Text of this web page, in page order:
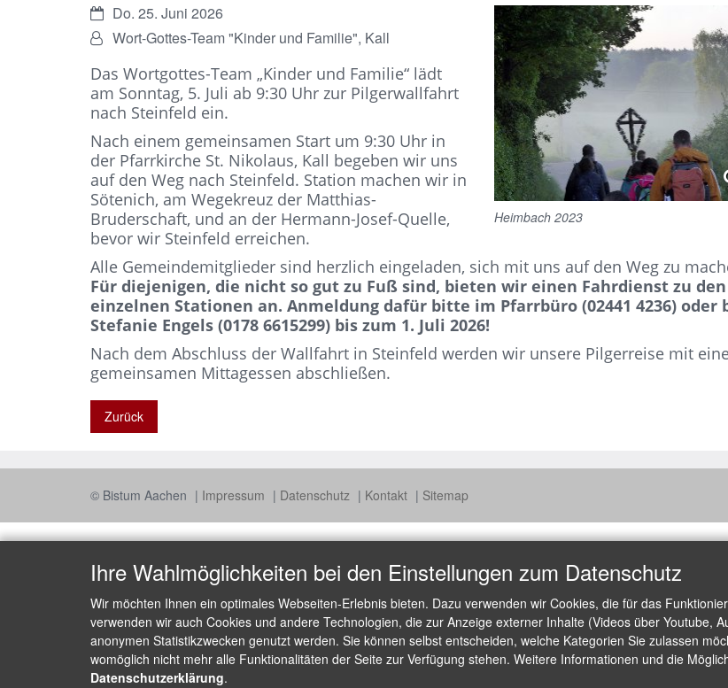
Heimbach 2023
Datum:Do. 25. Juni 2026
Von:Wort-Gottes-Team "Kinder und Familie", Kall
Das Wortgottes-Team „Kinder und Familie“ lädt
am Sonntag, 5. Juli ab 9:30 Uhr zur Pilgerwallfahrt
nach Steinfeld ein.
Nach einem gemeinsamen Start um 9:30 Uhr in
der Pfarrkirche St. Nikolaus, Kall begeben wir uns
auf den Weg nach Steinfeld. Station machen wir in
Sötenich, am Wegekreuz der Matthias-
Bruderschaft, und an der Hermann-Josef-Quelle,
bevor wir Steinfeld erreichen.
Alle Gemeindemitglieder sind herzlich eingeladen, sich mit uns auf den Weg zu
Für diejenigen, die nicht so gut zu Fuß sind, bieten wir einen Fahrdienst zu den
einzelnen Stationen an. Anmeldung dafür bitte im Pfarrbüro (02441 4236) oder
Stefanie Engels (0178 6615299) bis zum 1. Juli 2026!
Nach dem Abschluss der Wallfahrt in Steinfeld werden wir unsere Pilgerreise mit
gemeinsamen Mittagessen abschließen.
Zurück
© Bistum Aachen Impressum Datenschutz Kontakt Sitemap
Ihre Wahlmöglichkeiten bei den Einstellungen zum Datenschutz
Wir möchten Ihnen ein optimales Webseiten-Erlebnis bieten. Dazu verwenden wir Cookies, die für das
verwenden wir auch Cookies und andere Technologien, die zur Anzeige externer Inhalte (Videos über Youtube,
anonymen Statistikzwecken genutzt werden. Sie können selbst entscheiden, welche Kategorien Sie zulassen
womöglich nicht mehr alle Funktionalitäten der Seite zur Verfügung stehen. Weitere Informationen und die
Datenschutzerklärung.